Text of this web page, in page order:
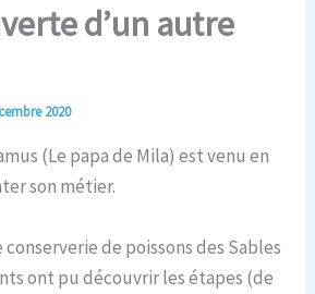
d’un autre
2020
(Le papa de Mila) est venu en
son métier.
de poissons des Sables
ont pu découvrir les étapes (de